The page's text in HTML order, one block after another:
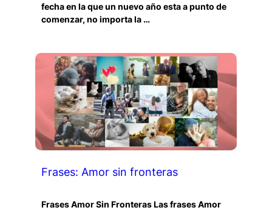
fecha en la que un nuevo año esta a punto de
comenzar, no importa la …
Frases: Amor sin fronteras
Frases Amor Sin Fronteras Las frases Amor